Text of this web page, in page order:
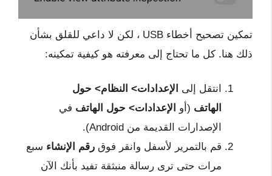
تمكين تصحيح أخطاء USB
، لكن لا داعي للقلق بشأن
ذلك هنا. كل ما تحتاج إلى معرفته هو كيفية تمكينه:
انتقل إلى
الإعدادات> النظام> حول
الهاتف (أو الإعدادات> حول الهاتف في
الإصدارات القديمة من Android).
قم بالتمرير لأسفل وانقر فوق رقم الإنشاء سبع
مرات حتى ترى رسالة منبثقة تفيد بأنك الآن